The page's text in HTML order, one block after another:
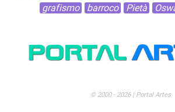
grafismo
barroco Pietà
© 2000 - 2026 | Portal Artes